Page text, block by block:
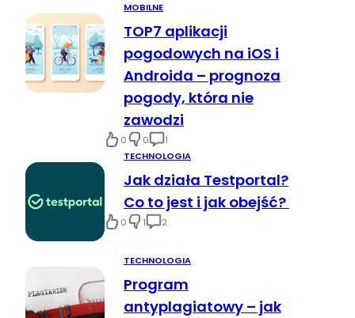
MOBILNE
TOP7 aplikacji
pogodowych na iOS i
Androida – prognoza
pogody, która nie
zawodzi
0 0
1
TECHNOLOGIA
Jak działa Testportal?
Co to jest i jak obejść?
0 1 2
TECHNOLOGIA
Program
antyplagiatowy – jak